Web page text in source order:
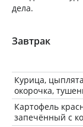
дела.
Завтрак
Курица,
окорочка,
Картофель
запечённый с